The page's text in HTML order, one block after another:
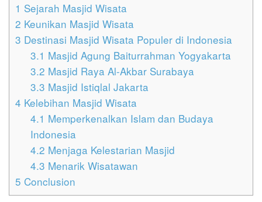
1 Sejarah Masjid Wisata
2 Keunikan Masjid Wisata
3 Destinasi Masjid Wisata Populer di Indonesia
3.1 Masjid Agung Baiturrahman Yogyakarta
3.2 Masjid Raya Al-Akbar Surabaya
3.3 Masjid Istiqlal Jakarta
4 Kelebihan Masjid Wisata
4.1 Memperkenalkan Islam dan Budaya
Indonesia
4.2 Menjaga Kelestarian Masjid
4.3 Menarik Wisatawan
5 Conclusion